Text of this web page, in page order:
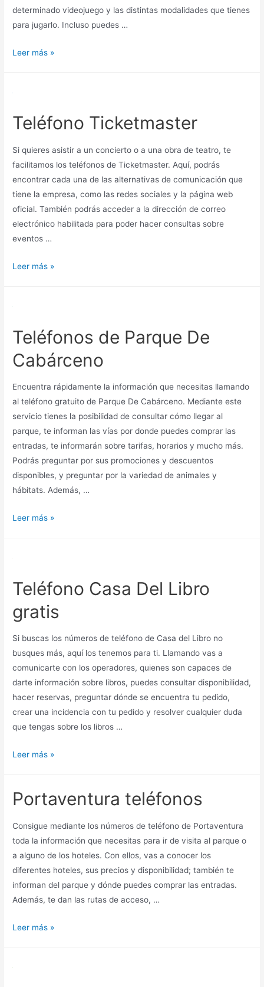
determinado videojuego y las distintas modalidades que tienes
para jugarlo. Incluso puedes …
Teléfono
Leer más »
Teléfono Ticketmaster
Si quieres asistir a un concierto o a una obra de teatro, te
facilitamos los teléfonos de Ticketmaster. Aquí, podrás
encontrar cada una de las alternativas de comunicación que
tiene la empresa, como las redes sociales y la página web
oficial. También podrás acceder a la dirección de correo
electrónico habilitada para poder hacer consultas sobre
eventos …
Teléfono
Leer más »
Teléfonos de Parque De
Cabárceno
Encuentra rápidamente la información que necesitas llamando
al teléfono gratuito de Parque De Cabárceno. Mediante este
servicio tienes la posibilidad de consultar cómo llegar al
parque, te informan las vías por donde puedes comprar las
entradas, te informarán sobre tarifas, horarios y mucho más.
Podrás preguntar por sus promociones y descuentos
disponibles, y preguntar por la variedad de animales y
hábitats. Además, …
Teléfonos
Leer más »
Teléfono Casa Del Libro
gratis
Si buscas los números de teléfono de Casa del Libro no
busques más, aquí los tenemos para ti. Llamando vas a
comunicarte con los operadores, quienes son capaces de
darte información sobre libros, puedes consultar disponibilidad,
hacer reservas, preguntar dónde se encuentra tu pedido,
crear una incidencia con tu pedido y resolver cualquier duda
que tengas sobre los libros …
Teléfono
Libro
Leer más »
Portaventura teléfonos
Consigue mediante los números de teléfono de Portaventura
toda la información que necesitas para ir de visita al parque o
a alguno de los hoteles. Con ellos, vas a conocer los
diferentes hoteles, sus precios y disponibilidad; también te
informan del parque y dónde puedes comprar las entradas.
Además, te dan las rutas de acceso, …
Portaventura
Leer más »